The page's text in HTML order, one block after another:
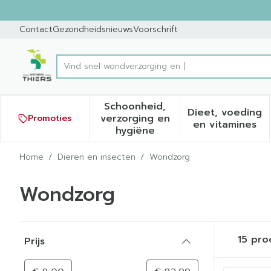
ContactGezondheidsnieuwsVoorschrift
Product, merk, categorie...
Promoties
Schoonheid,
verzorging en
hygiëneToon submenu voor
Dieet, voeding
en vitamines
Toon
Home / Dieren en insecten / Wondzorg
Wondzorg
Prijs
15